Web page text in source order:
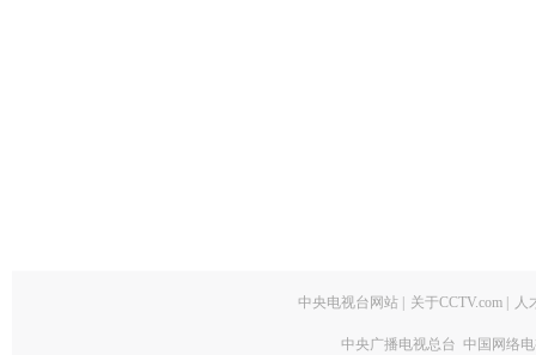
中央电视台网站 | 关于CCTV.com | 人
中央广播电视总台 中国网络